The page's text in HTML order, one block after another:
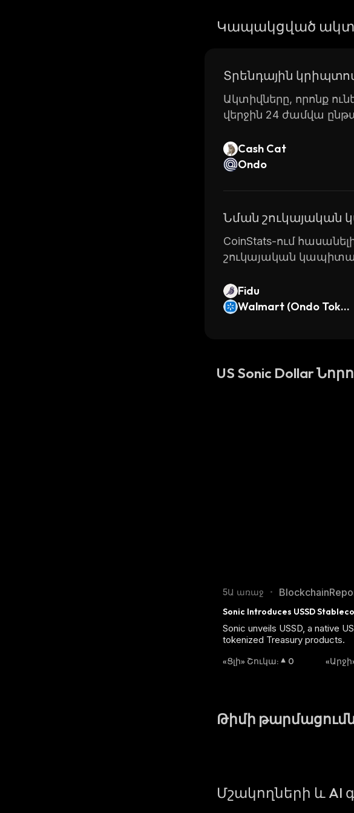
Կապակցված
Տրենդային
Ակտիվները, որոնք
վերջին 24 ժամվա
Cash Cat
Ondo
Նման շուկայական
CoinStats-ում
շուկայական
Fidu
Walmart (Ondo Token
US Sonic Dollar
5Ա առաջ •
Sonic Introduces USSD
Sonic unveils USSD, a native
tokenized Treasury products.
«Ցլի» Շուկա: 0
Թիմի
Մշակողների և AI